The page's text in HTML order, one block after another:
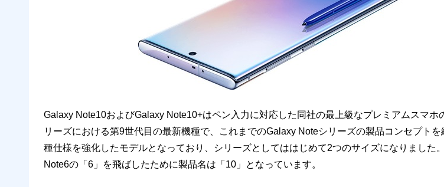
Galaxy Note10およびGalaxy Note10+はペン入力に対応した同社の最上級なプレミアムスマホ
リーズにおける第9世代目の最新機種で、これまでのGalaxy Noteシリーズの製品コンセプトを
種仕様を強化したモデルとなっており、シリーズとしてははじめて2つのサイズになりました
Note6の「6」を飛ばしたために製品名は「10」となっています。